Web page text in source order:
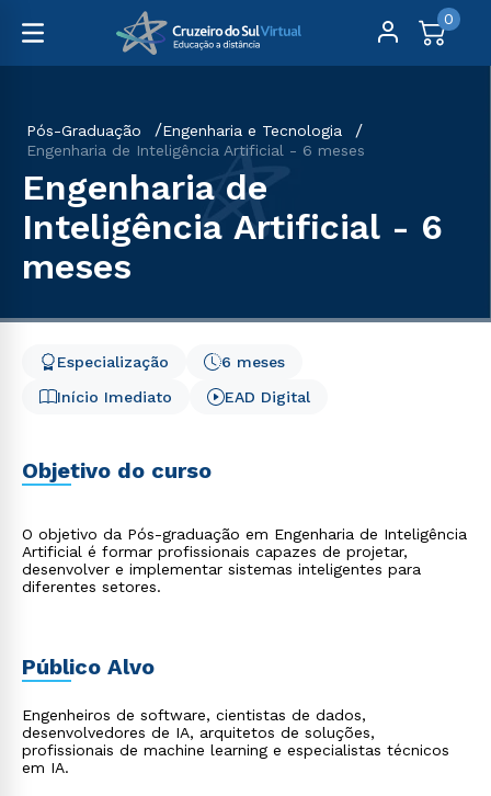
0
Pós-Graduação
Engenharia e Tecnologia
Engenharia de Inteligência Artificial - 6 meses
Engenharia de
Inteligência Artificial - 6
meses
Início Imediato
6 meses
Especialização
EAD Digital
Objetivo do curso
O objetivo da Pós-graduação em Engenharia de Inteligência
Artificial é formar profissionais capazes de projetar,
desenvolver e implementar sistemas inteligentes para
diferentes setores.
Público Alvo
Engenheiros de software, cientistas de dados,
desenvolvedores de IA, arquitetos de soluções,
profissionais de machine learning e especialistas técnicos
em IA.